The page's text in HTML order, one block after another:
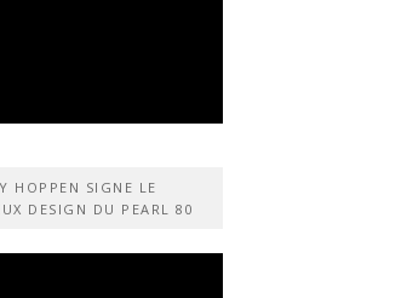
HOPPEN SIGNE LE
DESIGN DU PEARL 80